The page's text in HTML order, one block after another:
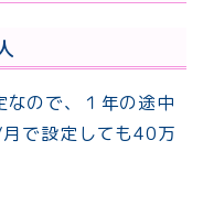
なので、１年の途中
で設定しても40万